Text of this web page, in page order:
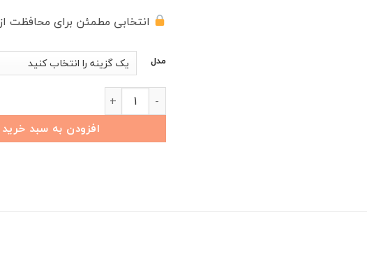
انتخابی مطمئن برای محافظت
مدل
چادر خودرو BYD QIN L عدد
افزودن به سبد خرید